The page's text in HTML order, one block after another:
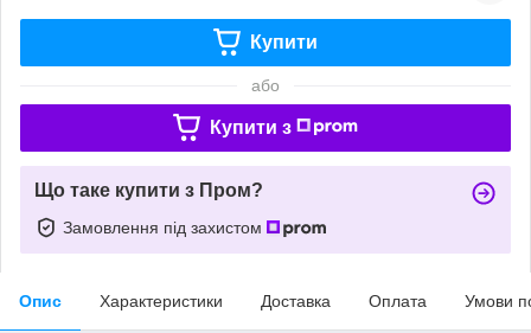
Купити
або
Купити з
Що таке купити з Пром?
Замовлення під захистом
Опис Характеристики Доставка Оплата Умови